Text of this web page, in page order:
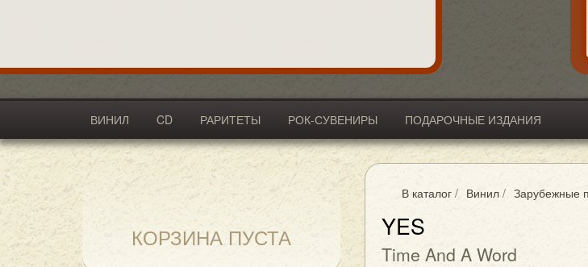
ВИНИЛ CD РАРИТЕТЫ РОК-СУВЕНИРЫ
ПОДАРОЧНЫЕ ИЗДАНИЯ
АКСЕССУАРЫ
КОРЗИНА ПУСТА
В каталог / Винил / Зарубежные
YES
Time And A Word